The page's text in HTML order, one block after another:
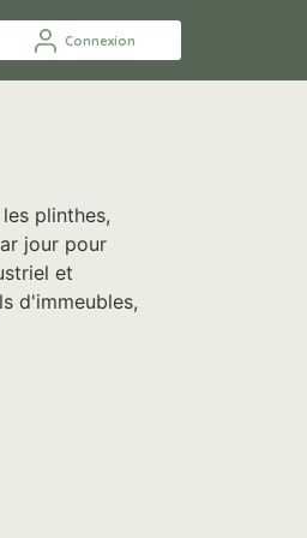
Connexion
plinthes,
jour pour
et
d'immeubles,